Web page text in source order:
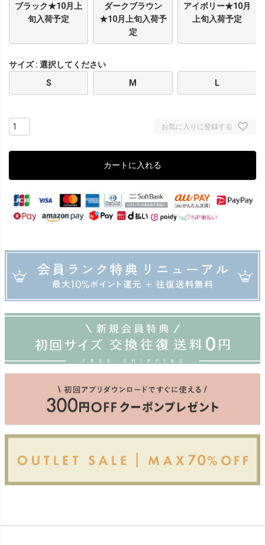
ブラック★10月上
旬入荷予定
ダークブラウン
★10月上旬入荷予
定
アイボリー★10月
上旬入荷予定
サイズ
選択してください
S
M L
お気に入りに登録する
カートに入れる